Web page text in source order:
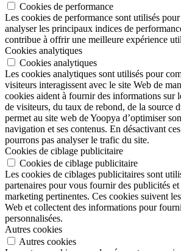
Cookies de performance
Les cookies de performance sont utilisés
analyser les principaux indices de
contribue à offrir une meilleure expérience
Cookies analytiques
Cookies analytiques
Les cookies analytiques sont utilisés pour
visiteurs interagissent avec le site Web de
cookies aident à fournir des informations sur
de visiteurs, du taux de rebond, de la source
permet au site web de Yoopya d’optimiser
navigation et ses contenus. En désactivant
pourrons pas analyser le trafic du site.
Cookies de ciblage publicitaire
Cookies de ciblage publicitaire
Les cookies de ciblages publicitaires sont
partenaires pour vous fournir des publicités et
marketing pertinentes. Ces cookies suivent
Web et collectent des informations pour
personnalisées.
Autres cookies
Autres cookies